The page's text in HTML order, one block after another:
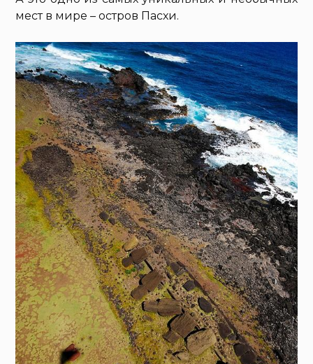
мест в мире – остров Пасхи.